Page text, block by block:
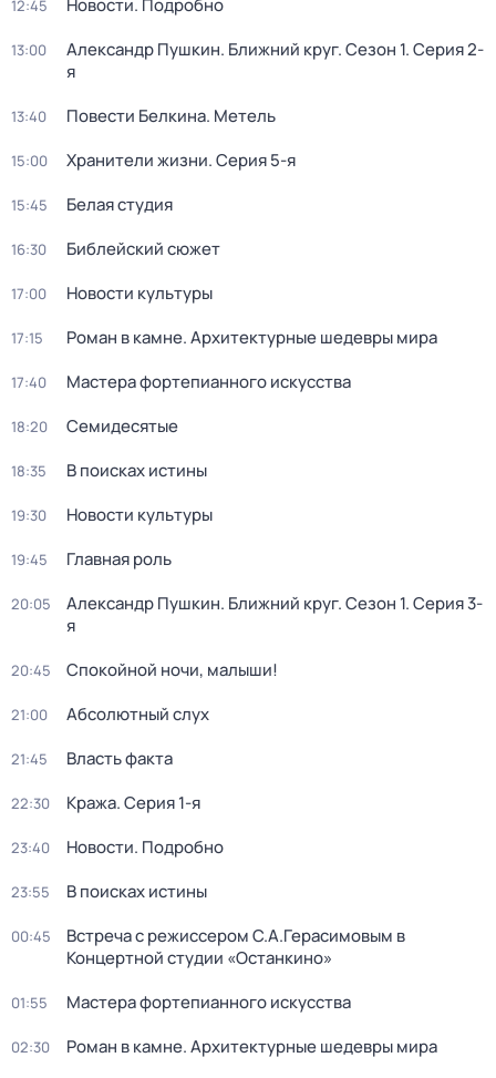
12:45 Новости. Подробно
13:00 Александр Пушкин. Ближний круг. Сезон 1. Серия 2-
я
13:40 Повести Белкина. Метель
15:00 Хранители жизни. Серия 5-я
15:45 Белая студия
16:30 Библейский сюжет
17:00 Новости культуры
17:15 Роман в камне. Архитектурные шедевры мира
17:40 Мастера фортепианного искусства
18:20 Семидесятые
18:35 В поисках истины
19:30 Новости культуры
19:45 Главная роль
20:05 Александр Пушкин. Ближний круг. Сезон 1. Серия 3-
я
20:45 Спокойной ночи, малыши!
21:00 Абсолютный слух
21:45 Власть факта
22:30 Кража. Серия 1-я
23:40 Новости. Подробно
23:55 В поисках истины
00:45
Встреча с режиссером С.А.Герасимовым в
Концертной студии «Останкино»
01:55 Мастера фортепианного искусства
02:30 Роман в камне. Архитектурные шедевры мира